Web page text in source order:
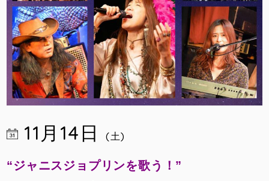
11月14日(土)
“ジャニスジョプリンを歌う！”